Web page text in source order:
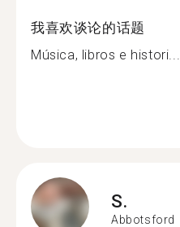
我喜欢谈论的话题
Música, libros e histori...
S.
Abbotsford